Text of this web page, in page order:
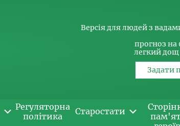
Версія для людей з
прогноз на
легкий
Задати
Регуляторна
політика
Старостати